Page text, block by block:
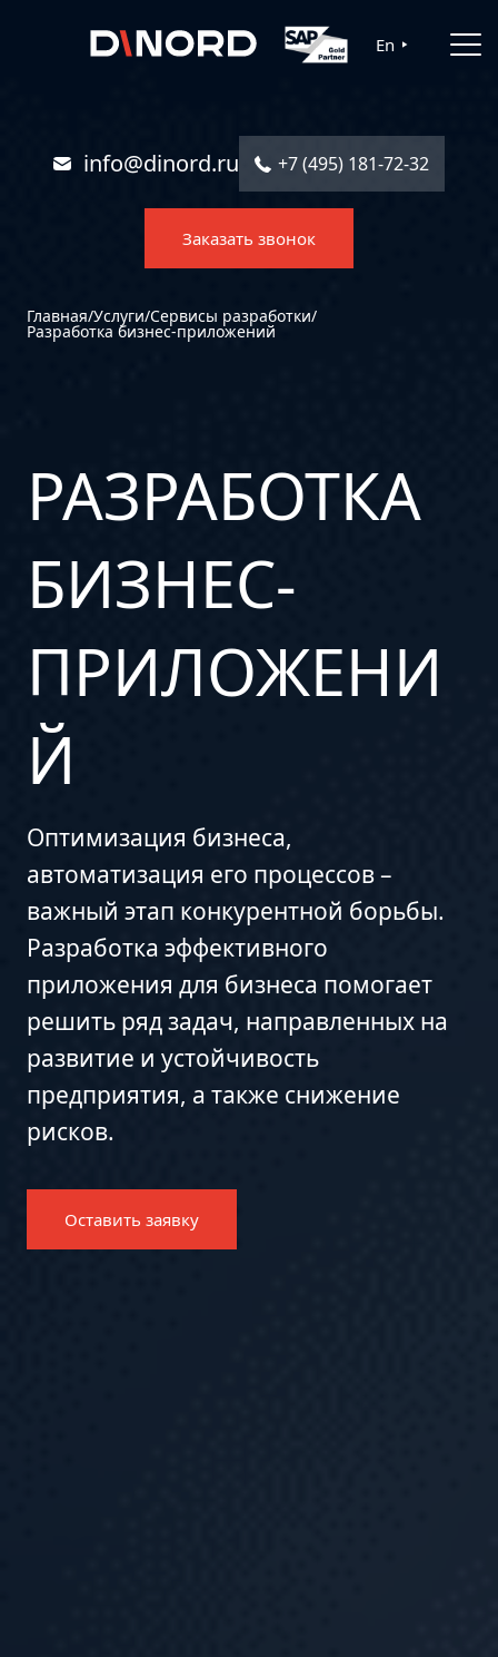
En
info@dinord.ru +7 (495) 181-72-32
Заказать звонок
Главная/Услуги/Сервисы разработки/
Разработка бизнес-приложений
РАЗРАБОТКА
БИЗНЕС-
ПРИЛОЖЕНИ
Й
Оптимизация бизнеса,
автоматизация его процессов –
важный этап конкурентной борьбы.
Разработка эффективного
приложения для бизнеса помогает
решить ряд задач, направленных на
развитие и устойчивость
предприятия, а также снижение
рисков.
Оставить заявку
Главная
Отрасли
О компании